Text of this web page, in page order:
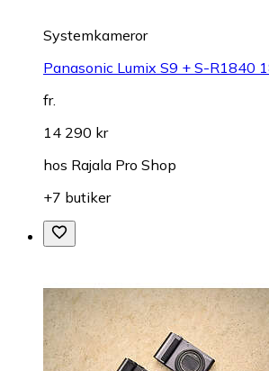
Systemkameror
Panasonic Lumix S9 + S-R1840
fr.
14 290 kr
hos Rajala Pro Shop
+7 butiker